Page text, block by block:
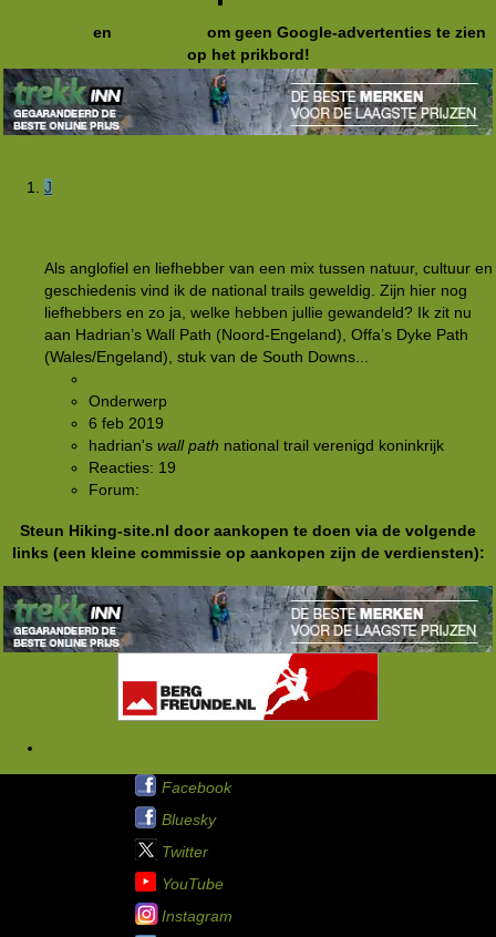
en
om geen Google-advertenties te zien
op het prikbord!
J
Als anglofiel en liefhebber van een mix tussen natuur, cultuur en
geschiedenis vind ik de national trails geweldig. Zijn hier nog
liefhebbers en zo ja, welke hebben jullie gewandeld? Ik zit nu
aan Hadrian’s Wall Path (Noord-Engeland), Offa’s Dyke Path
(Wales/Engeland), stuk van de South Downs...
Onderwerp
6 feb 2019
hadrian's wall path national trail verenigd koninkrijk
Reacties: 19
Forum:
Steun Hiking-site.nl door aankopen te doen via de volgende
links (een kleine commissie op aankopen zijn de verdiensten):
Facebook
Bluesky
Twitter
YouTube
Instagram